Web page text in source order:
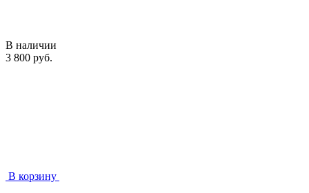
В наличии
3 800 руб.
В корзину